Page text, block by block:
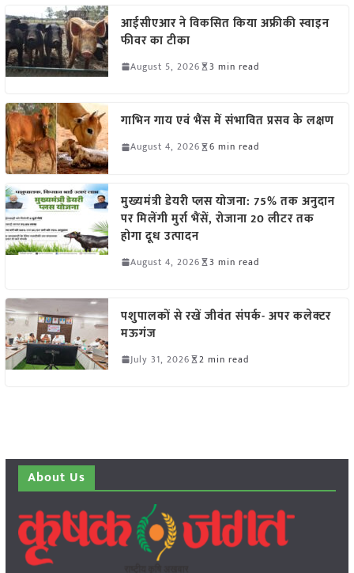
आईसीएआर ने विकसित किया अफ्रीकी स्वाइन
फीवर का टीका
August 5, 2026 3 min read
गाभिन गाय एवं भैंस में संभावित प्रसव के लक्षण
August 4, 2026 6 min read
मुख्यमंत्री डेयरी प्लस योजना: 75% तक अनुदान
पर मिलेंगी मुर्रा भैंसें, रोजाना 20 लीटर तक
होगा दूध उत्पादन
August 4, 2026 3 min read
पशुपालकों से रखें जीवंत संपर्क- अपर कलेक्टर
मऊगंज
July 31, 2026 2 min read
About Us